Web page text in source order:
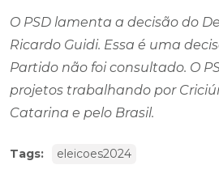
O PSD lamenta a decisão do
Ricardo Guidi. Essa é uma
Partido não foi consultado. O
projetos trabalhando por
Catarina e pelo Brasil.
Tags: eleicoes2024